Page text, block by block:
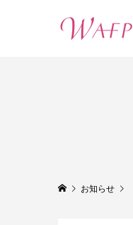
お知らせ